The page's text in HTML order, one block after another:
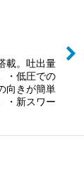
載。吐出量
・低圧での
向きが簡単
・新スワー